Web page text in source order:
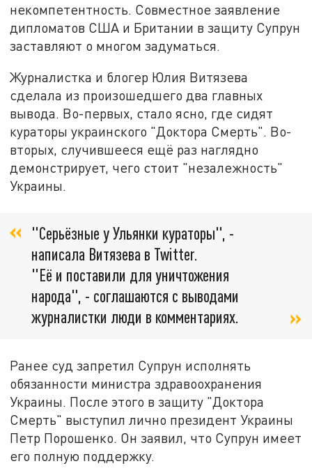
некомпетентность. Совместное заявление
дипломатов США и Британии в защиту Супрун
заставляют о многом задуматься.
Журналистка и блогер Юлия Витязева
сделала из произошедшего два главных
вывода. Во-первых, стало ясно, где сидят
кураторы украинского "Доктора Смерть". Во-
вторых, случившееся ещё раз наглядно
демонстрирует, чего стоит "незалежность"
Украины.
"Серьёзные у Ульянки кураторы", -
написала Витязева в Twitter.
"Её и поставили для уничтожения
народа", - соглашаются с выводами
журналистки люди в комментариях.
Ранее суд запретил Супрун исполнять
обязанности министра здравоохранения
Украины. После этого в защиту "Доктора
Смерть" выступил лично президент Украины
Петр Порошенко. Он заявил, что Супрун имеет
его полную поддержку.